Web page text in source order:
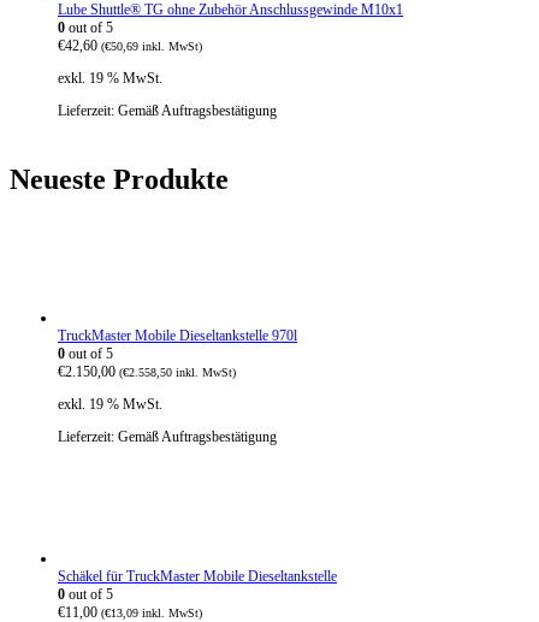
Lube Shuttle® TG ohne Zubehör Anschlussgewinde M10x1
0 out of 5
€42,60 (€50,69 inkl. MwSt)
exkl. 19 % MwSt.
Lieferzeit: Gemäß Auftragsbestätigung
Neueste Produkte
TruckMaster Mobile Dieseltankstelle 970l
0 out of 5
€2.150,00 (€2.558,50 inkl. MwSt)
exkl. 19 % MwSt.
Lieferzeit: Gemäß Auftragsbestätigung
Schäkel für TruckMaster Mobile Dieseltankstelle
0 out of 5
€11,00 (€13,09 inkl. MwSt)